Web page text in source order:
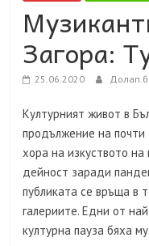
пътешествия|
мода|
събития|
кухня|
реклама|
минало|
Загора:
25.06.2020
Културният живот в
продължение на почти
хора на изкуството
дейност заради
публиката се връща в
галериите. Едни от
културна пауза бяха